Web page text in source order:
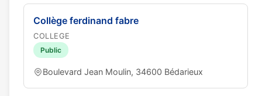
Collège ferdinand fabre
COLLEGE
Public
Boulevard Jean Moulin, 34600 Bédarieux